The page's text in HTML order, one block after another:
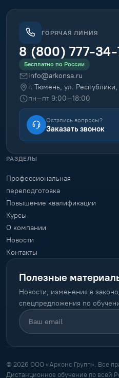
ГОРЯЧАЯ ЛИНИЯ
8 (800) 777-34-
Бесплатно по России
info@arkonsa.ru
г. Тюмень, ул.
пн–пт 9:00–18:00
Остались вопросы?
Заказать звонок
РАЗДЕЛЫ
Профессиональная
переподготовка
Повышение квалификации
Курсы
О компании
Новости
Контакты
Полезные
Новости, изменения в
спецпредложения по
© 2026 ООО «Арконс Групп». Все
Дистанционное обучение по всей